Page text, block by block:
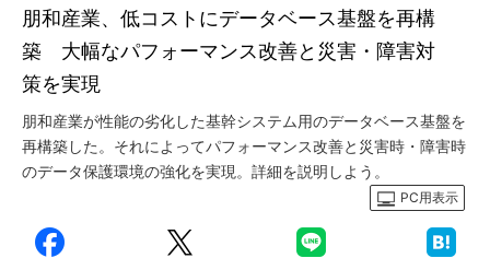
朋和産業、低コストにデータベース基盤を再構
築 大幅なパフォーマンス改善と災害・障害対
策を実現
朋和産業が性能の劣化した基幹システム用のデータベース基盤を
再構築した。それによってパフォーマンス改善と災害時・障害時
のデータ保護環境の強化を実現。詳細を説明しよう。
PC用表示